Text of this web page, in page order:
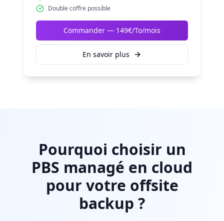
Double coffre possible
Commander — 149€/To/mois
En savoir plus
Pourquoi choisir un
PBS managé en cloud
pour votre offsite
backup ?